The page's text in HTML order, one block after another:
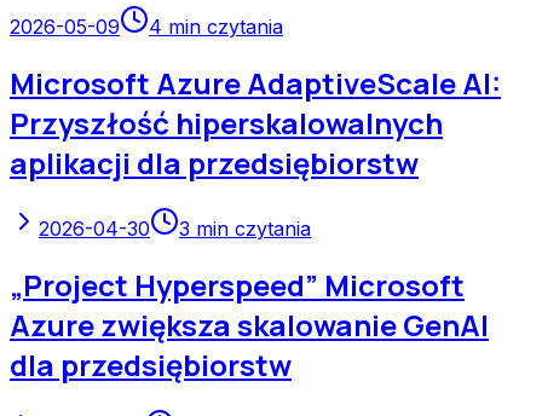
2026-05-09 4 min czytania
Microsoft Azure AdaptiveScale AI:
Przyszłość hiperskalowalnych
aplikacji dla przedsiębiorstw
2026-04-30 3 min czytania
„Project Hyperspeed” Microsoft
Azure zwiększa skalowanie GenAI
dla przedsiębiorstw